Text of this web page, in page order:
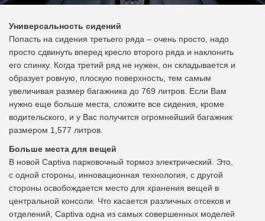
Универсальность сидений
Попасть на сидения третьего ряда – очень просто, надо
просто сдвинуть вперед кресло второго ряда и наклонить
его спинку. Когда третий ряд не нужен, он складывается и
образует ровную, плоскую поверхность, тем самым
увеличивая размер багажника до 769 литров. Если Вам
нужно еще больше места, сложите все сидения, кроме
водительского, и у Вас получится огромнейший багажник
размером 1,577 литров.
Больше места для вещей
В новой Captiva парковочный тормоз электрический. Это,
с одной стороны, инновационная технология, с другой
стороны освобождается место для хранения вещей в
центральной консоли. Что касается различных отсеков и
отделений, Captiva одна из самых совершенных моделей